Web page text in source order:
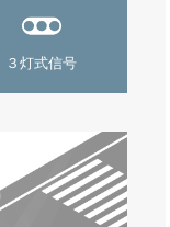
３灯式信号